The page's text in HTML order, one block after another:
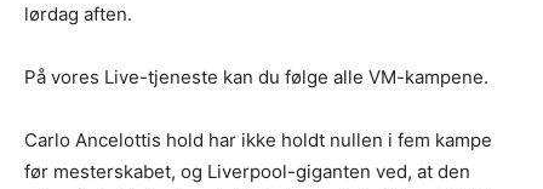
lørdag aften.
På vores Live-tjeneste kan du følge alle VM-kampene.
Carlo Ancelottis hold har ikke holdt nullen i fem kampe
før mesterskabet, og Liverpool-giganten ved, at den